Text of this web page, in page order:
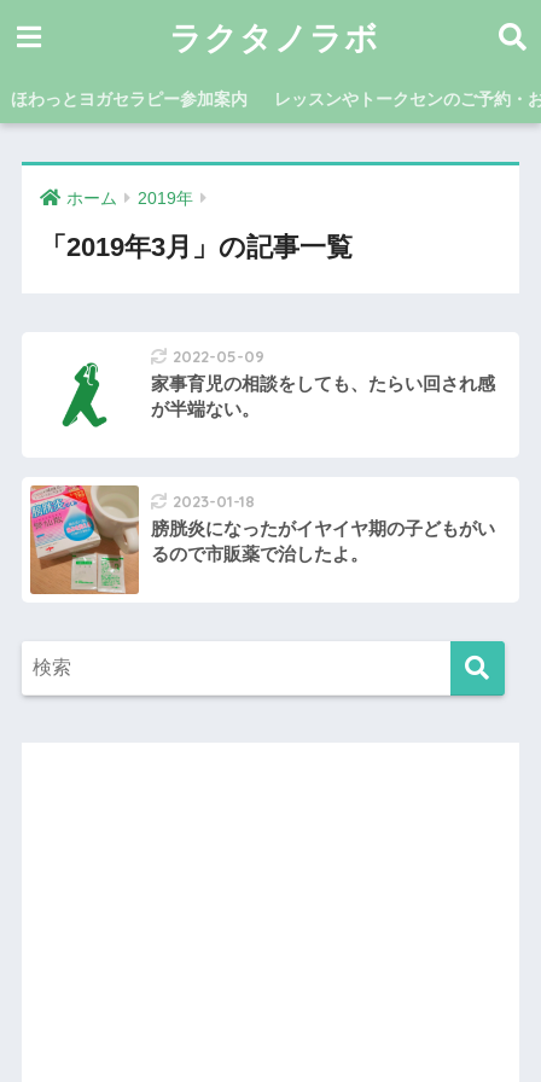
ラクタノラボ
ほわっとヨガセラピー参加案内 レッスンやトークセンのご予約・
ホーム 2019年
「2019年3月」の記事一覧
2022-05-09
家事育児の相談をしても、たらい回され感
が半端ない。
2023-01-18
膀胱炎になったがイヤイヤ期の子どもがい
るので市販薬で治したよ。